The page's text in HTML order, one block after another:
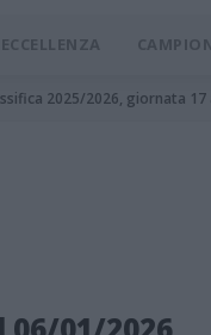
ECCELLENZA
2025/2026, giornata